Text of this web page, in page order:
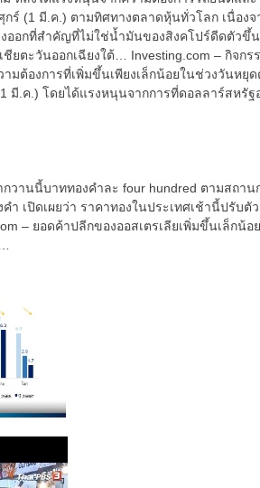
ร์ (1 มี.ค.) ตามทิศทางตลาดหุ้นทั่วโลก เนื่องจ
ออกที่สำคัญที่ไม่ใช่น้ำมันของสิงคโปร์ดีดตัวขึ้น
ยตะวันออกเฉียงใต้… Investing.com – กิจกร
ต้องการที่เพิ่มขึ้นเพียงเล็กน้อยในช่วงวันหยุ
.ค.) โดยได้แรงหนุนจากการที่ดอลลาร์สหรัฐ
กวานนี้บาททองคำละ four hundred ตามสถา
ำ เปิดเผยว่า ราคาทองในประเทศเช้านี้ปรับตั
– ยอดค้าปลีกของออสเตรเลียเพิ่มขึ้นเล็กน้อ